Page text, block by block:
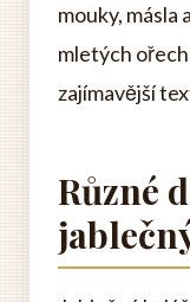
mouky, másla
mletých
zajímavější
Různé